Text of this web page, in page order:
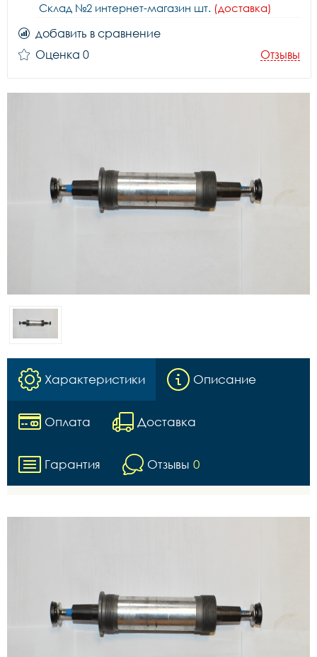
Склад №2 интернет-магазин шт. (доставка)
добавить в сравнение
Оценка 0
Отзывы
Характеристики Описание
Оплата Доставка
Гарантия Отзывы 0